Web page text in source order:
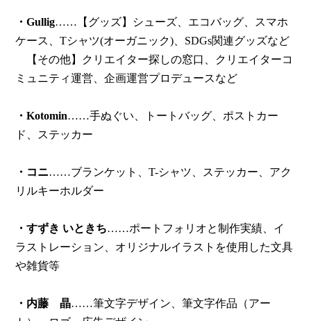
・Gullig……【グッズ】シューズ、エコバッグ、スマホ
ケース、Tシャツ(オーガニック)、SDGs関連グッズなど
【その他】クリエイター探しの窓口、クリエイターコ
ミュニティ運営、企画運営プロデュースなど
・Kotomin……手ぬぐい、トートバッグ、ポストカー
ド、ステッカー
・コニ……ブランケット、T-シャツ、ステッカー、アク
リルキーホルダー
・すずき いときち……ポートフォリオと制作実績、イ
ラストレーション、オリジナルイラストを使用した文具
や雑貨等
・内藤 晶……筆文字デザイン、筆文字作品（アー